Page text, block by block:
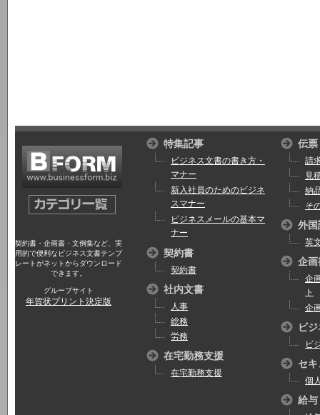
契約書・企画書・文例集など、実
用的で便利なビジネス文書テンプ
レートがネットからダウンロード
できます。
グループサイト
年賀状プリント決定版
特集記事
ビジネス文書の書き方・
マナー
新入社員のためのビジネ
スマナー
ビジネスメールの基本マ
ナー
契約書
契約書
社内文書
人事
総務
労務
在宅勤務支援
在宅勤務支援
伝票
請
見
納
そ
外国
英
企画
企
ト
企
ビ
ビ
セ
個
給与